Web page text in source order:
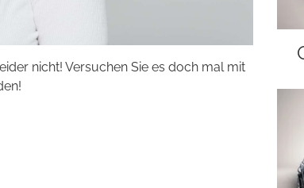
nicht! Versuchen Sie es doch mal mit